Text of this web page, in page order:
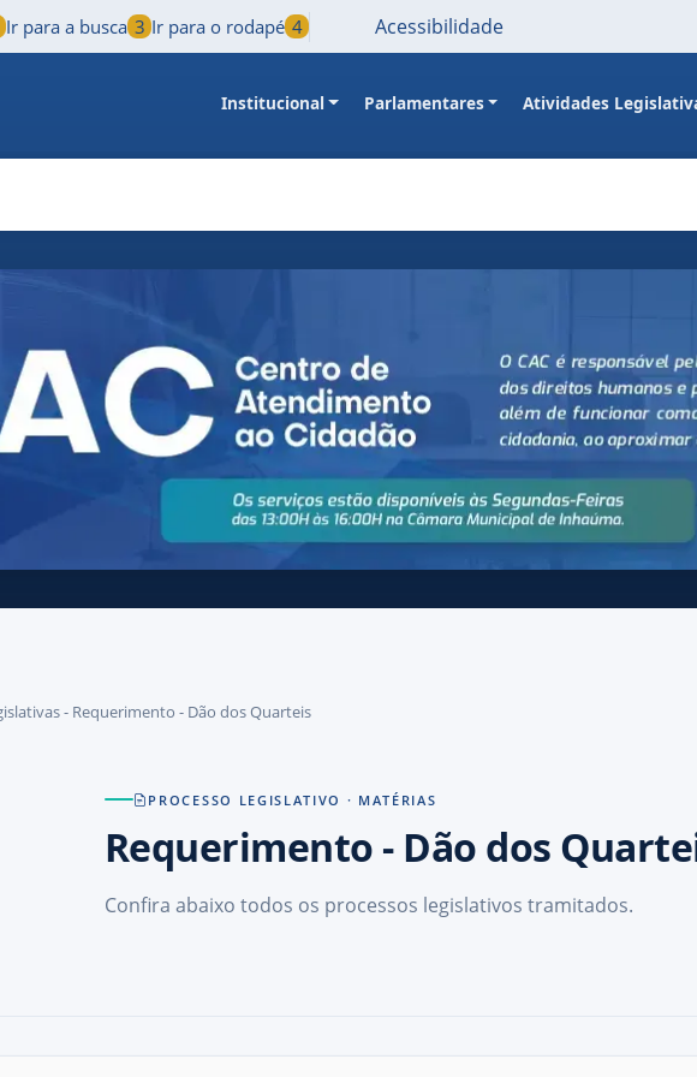
Ir para a busca 3 Ir para o rodapé 4 Acessibilidade
Institucional Parlamentares Atividades
- Requerimento - Dão dos Quarteis
PROCESSO LEGISLATIVO · MATÉRIAS
Requerimento - Dão dos
Confira abaixo todos os processos legislativos tramitados.